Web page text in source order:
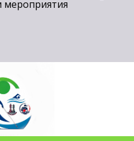
мероприятия